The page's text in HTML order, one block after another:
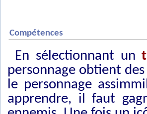
Compétences
En sélectionnant un
personnage obtient
le personnage
apprendre, il faut